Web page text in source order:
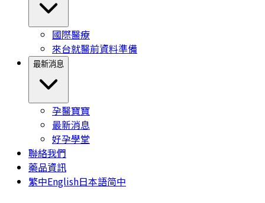
國際醫療
來台就醫前資料準備
最新消息
孕醫寶寶
最新消息
好孕學堂
聯絡我們
藥品資訊
繁中English日本語简中